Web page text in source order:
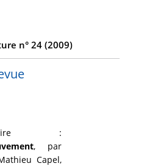
n° 24 (2009)
:
, par
Capel,